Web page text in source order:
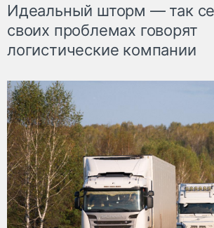
Идеальный шторм — так
своих проблемах говорят
логистические компании